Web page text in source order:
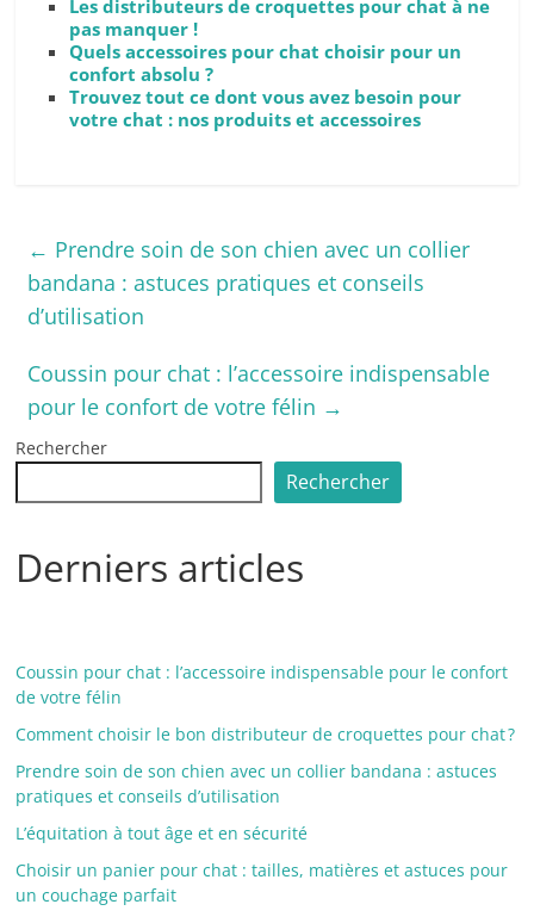
Les distributeurs de croquettes pour chat à ne
pas manquer !
Quels accessoires pour chat choisir pour un
confort absolu ?
Trouvez tout ce dont vous avez besoin pour
votre chat : nos produits et accessoires
← Prendre soin de son chien avec un collier
bandana : astuces pratiques et conseils
d’utilisation
Coussin pour chat : l’accessoire indispensable
pour le confort de votre félin →
Rechercher
Rechercher
Derniers articles
Coussin pour chat : l’accessoire indispensable pour le confort
de votre félin
Comment choisir le bon distributeur de croquettes pour chat ?
Prendre soin de son chien avec un collier bandana : astuces
pratiques et conseils d’utilisation
L’équitation à tout âge et en sécurité
Choisir un panier pour chat : tailles, matières et astuces pour
un couchage parfait